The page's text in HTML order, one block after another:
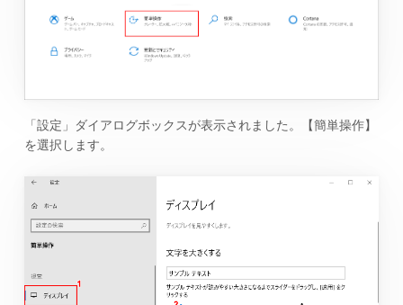
「設定」ダイアログボックスが表示されました。【簡単操作】
を選択します。